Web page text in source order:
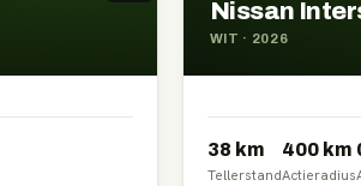
Nissan
WIT · 2026
38 km
Tellerstand
400km
Actieradius